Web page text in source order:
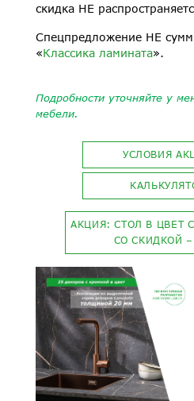
скидка НЕ
Спецпредложение НЕ
«Классика ламината».
Подробности уточняйте у
мебели.
УСЛОВИЯ
АКЦИЯ: СТОЛ В ЦВЕТ
СО СКИДКОЙ –